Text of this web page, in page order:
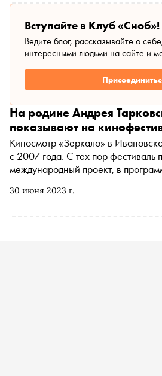
Вступайте в Клуб «Сноб»!
Ведите блог, рассказывайте о
интересными людьми на сайте и
30 июня 2023 г.
На родине Андрея
показывают на
Киносмотр «Зеркало» в
с 2007 года. С тех пор фестиваль
международный проект, в
стартует 17-й МКФ имени Андрея Тарковского . «Сноб»